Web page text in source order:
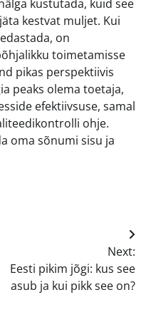
kustutada, kuid see
kestvat muljet. Kui
on
toimetamisse
pikas perspektiivis
peaks olema toetaja,
efektiivsuse, samal
ohje.
oma sõnumi sisu ja
Next:
Eesti pikim jõgi: kus see
asub ja kui pikk see on?